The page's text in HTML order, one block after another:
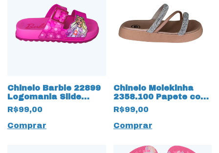
Chinelo Barbie 22899
Logomania Slide
17510 Rosa
R$99,00
Comprar
Chinelo Molekinha
2358.100 Papete com
Strass 17481 Creme
R$99,00
Comprar